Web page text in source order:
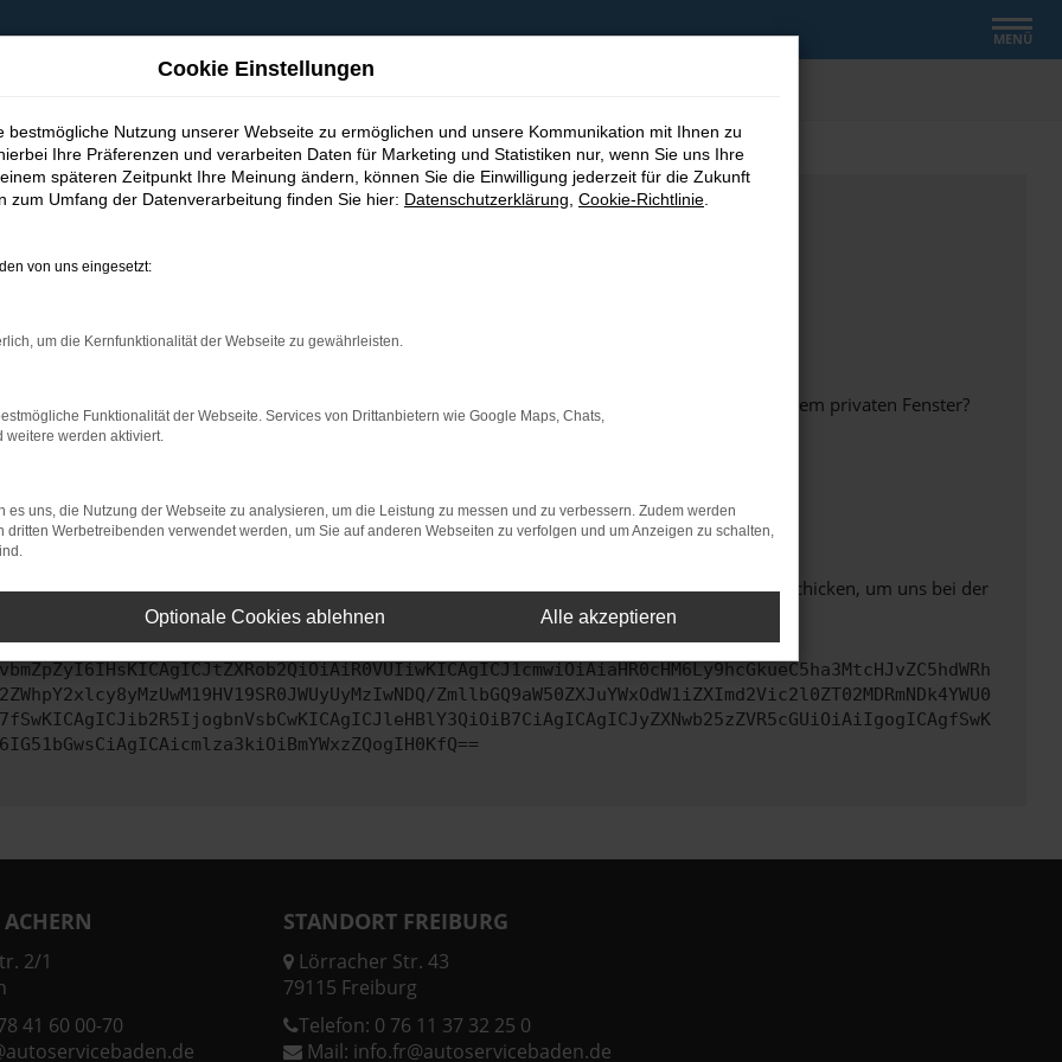
MENÜ
bestimmter Seiten verhindern. Funktioniert die Seite in einem anderen Browser oder in einem privaten Fenster?
beheben.
auf dem neuesten Stand sind.
kann auch dazu führen, dass bestimmte Funktionen nicht mehr unterstützt werden.
uns bitte. Wir werden versuchen, das Problem zu beheben. Du kannst uns diesen Text schicken, um uns bei der
ZmllbGQ9aW50ZXJuYWxOdW1iZXImd2Vic2l0ZT02MDRmNDk4YWU0
2/1
41 60 00-70
STANDORT FREIBURG
Lörracher Str. 43
79115 Freiburg
Telefon: 0 76 11 37 32 25 0
Mail: info.fr@autoservicebaden.de
Cookie Einstellungen
bestmögliche Nutzung unserer Webseite zu ermöglichen und unsere Kommunikation mit Ihnen zu
Ihre Präferenzen und verarbeiten Daten für Marketing und Statistiken nur, wenn Sie uns Ihre
späteren Zeitpunkt Ihre Meinung ändern, können Sie die Einwilligung jederzeit für die Zukunft
zum Umfang der Datenverarbeitung finden Sie hier: Datenschutzerklärung Cookie-Richtlinie
von uns eingesetzt:
um die Kernfunktionalität der Webseite zu gewährleisten.
Funktionalität der Webseite. Services von Drittanbietern wie Google Maps, Chats,
weitere werden aktiviert.
es uns, die Nutzung der Webseite zu analysieren, um die Leistung zu messen und zu verbessern. Zudem werden
dritten Werbetreibenden verwendet werden, um Sie auf anderen Webseiten zu verfolgen und um Anzeigen zu schalten,
Optionale Cookies ablehnen Alle akzeptieren